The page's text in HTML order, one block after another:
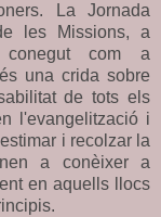
La Jornada
les Missions, a
conegut com a
una crida sobre
de tots els
l'evangelització i
i recolzar la
a conèixer a
en aquells llocs